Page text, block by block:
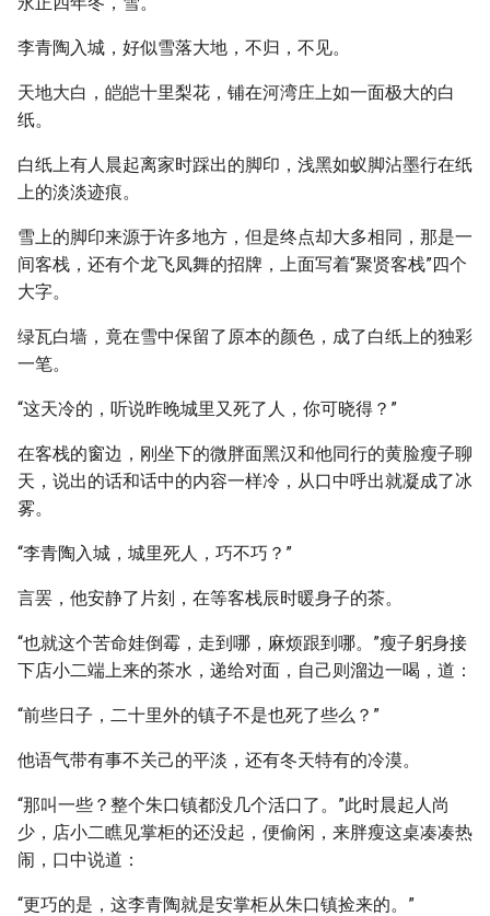
李青陶入城，好似雪落大地，不归，不见。
天地大白，皑皑十里梨花，铺在河湾庄上如一面极大的白
纸。
白纸上有人晨起离家时踩出的脚印，浅黑如蚁脚沾墨行在纸
上的淡淡迹痕。
雪上的脚印来源于许多地方，但是终点却大多相同，那是一
间客栈，还有个龙飞凤舞的招牌，上面写着“聚贤客栈”四个
大字。
绿瓦白墙，竟在雪中保留了原本的颜色，成了白纸上的独彩
一笔。
“这天冷的，听说昨晚城里又死了人，你可晓得？”
在客栈的窗边，刚坐下的微胖面黑汉和他同行的黄脸瘦子聊
天，说出的话和话中的内容一样冷，从口中呼出就凝成了冰
雾。
“李青陶入城，城里死人，巧不巧？”
言罢，他安静了片刻，在等客栈辰时暖身子的茶。
“也就这个苦命娃倒霉，走到哪，麻烦跟到哪。”瘦子躬身接
下店小二端上来的茶水，递给对面，自己则溜边一喝，道：
“前些日子，二十里外的镇子不是也死了些么？”
他语气带有事不关己的平淡，还有冬天特有的冷漠。
“那叫一些？整个朱口镇都没几个活口了。”此时晨起人尚
少，店小二瞧见掌柜的还没起，便偷闲，来胖瘦这桌凑凑热
闹，口中说道：
“更巧的是，这李青陶就是安掌柜从朱口镇捡来的。”